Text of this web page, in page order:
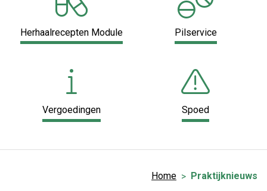
Herhaalrecepten Module Pilservice
Vergoedingen Spoed
Home Praktijknieuws